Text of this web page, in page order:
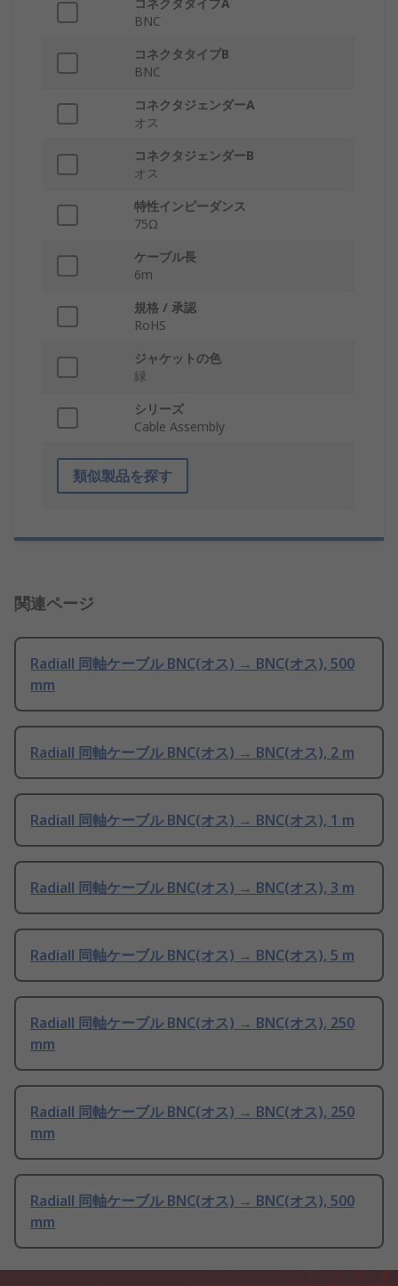
コネクタタイプA
BNC
コネクタタイプB
BNC
コネクタジェンダーA
オス
コネクタジェンダーB
オス
特性インピーダンス
75Ω
ケーブル長
6m
規格 / 承認
RoHS
ジャケットの色
緑
シリーズ
Cable Assembly
類似製品を探す
関連ページ
Radiall 同軸ケーブル BNC(オス) → BNC(オス), 500
mm
Radiall 同軸ケーブル BNC(オス) → BNC(オス), 2 m
Radiall 同軸ケーブル BNC(オス) → BNC(オス), 1 m
Radiall 同軸ケーブル BNC(オス) → BNC(オス), 3 m
Radiall 同軸ケーブル BNC(オス) → BNC(オス), 5 m
Radiall 同軸ケーブル BNC(オス) → BNC(オス), 250
mm
Radiall 同軸ケーブル BNC(オス) → BNC(オス), 250
mm
Radiall 同軸ケーブル BNC(オス) → BNC(オス), 500
mm